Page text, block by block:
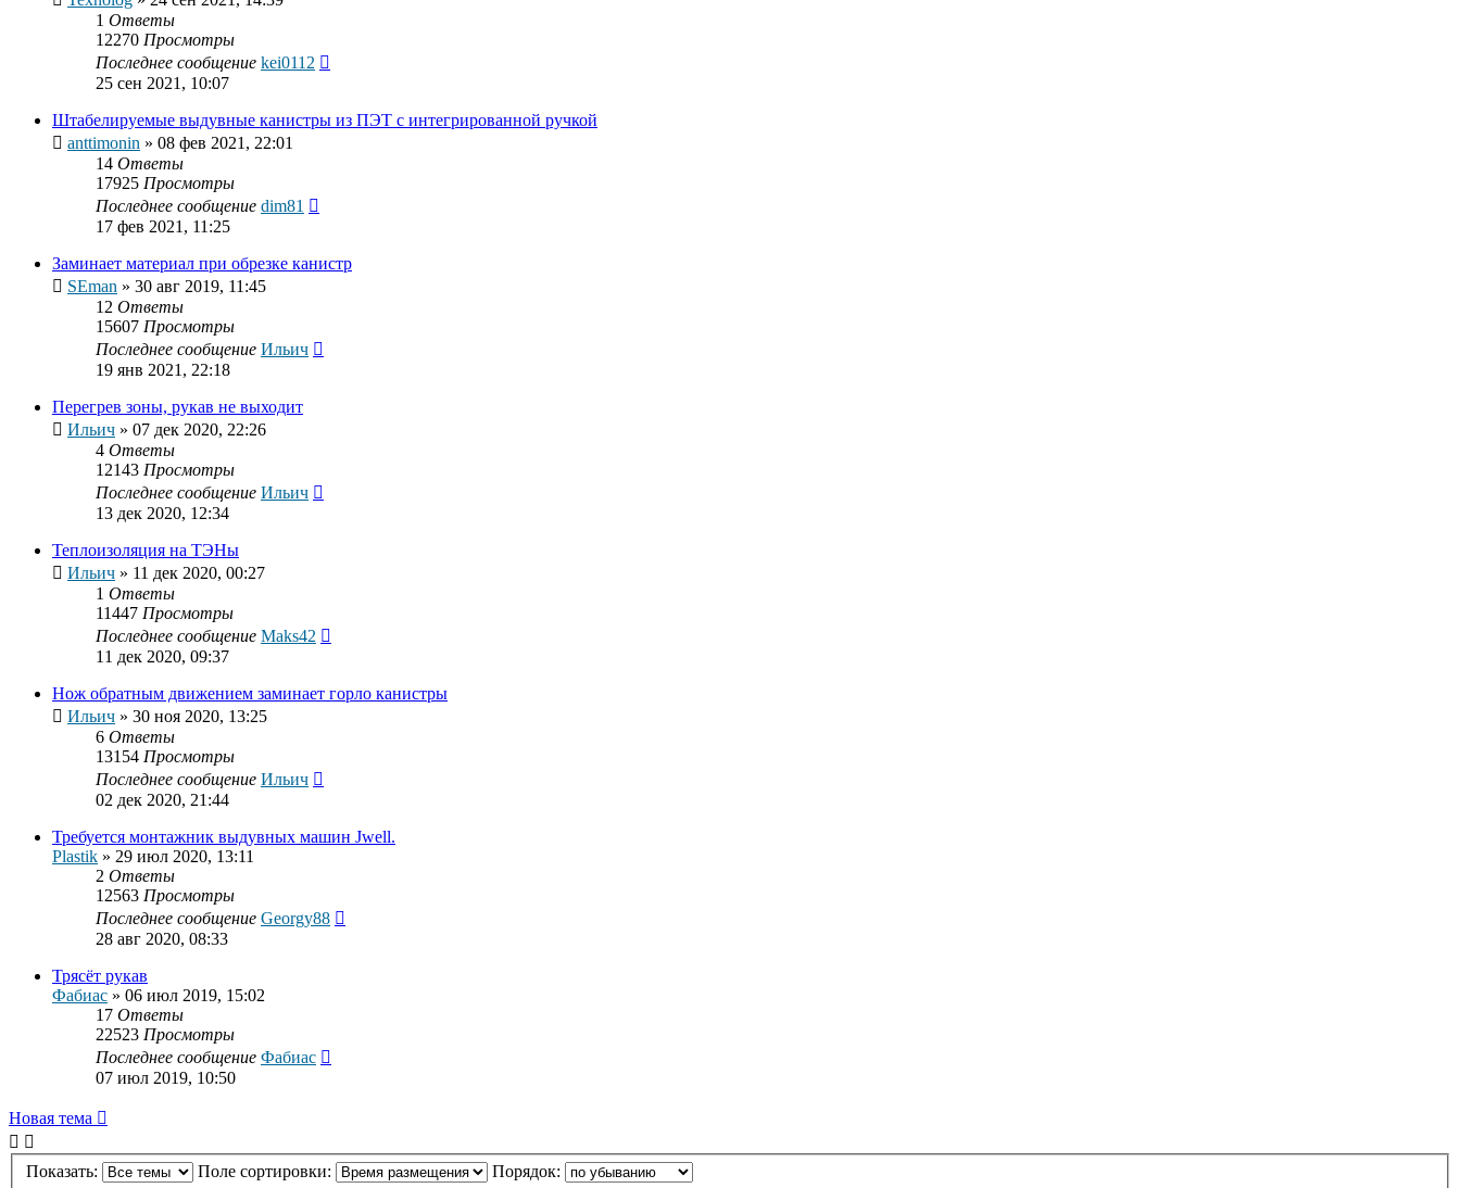
1 Ответы
12270 Просмотры
Последнее сообщение kei0112
25 сен 2021, 10:07
Штабелируемые выдувные канистры из ПЭТ с интегрированной ручкой
anttimonin » 08 фев 2021, 22:01
14 Ответы
17925 Просмотры
Последнее сообщение dim81
17 фев 2021, 11:25
Заминает материал при обрезке канистр
SEman » 30 авг 2019, 11:45
12 Ответы
15607 Просмотры
Последнее сообщение Ильич
19 янв 2021, 22:18
Перегрев зоны, рукав не выходит
Ильич » 07 дек 2020, 22:26
4 Ответы
12143 Просмотры
Последнее сообщение Ильич
13 дек 2020, 12:34
Теплоизоляция на ТЭНы
Ильич » 11 дек 2020, 00:27
1 Ответы
11447 Просмотры
Последнее сообщение Maks42
11 дек 2020, 09:37
Нож обратным движением заминает горло канистры
Ильич » 30 ноя 2020, 13:25
6 Ответы
13154 Просмотры
Последнее сообщение Ильич
02 дек 2020, 21:44
Требуется монтажник выдувных машин Jwell.
Plastik » 29 июл 2020, 13:11
2 Ответы
12563 Просмотры
Последнее сообщение Georgy88
28 авг 2020, 08:33
Трясёт рукав
Фабиас » 06 июл 2019, 15:02
17 Ответы
22523 Просмотры
Последнее сообщение Фабиас
07 июл 2019, 10:50
Новая тема
Показать: Поле сортировки: Порядок: